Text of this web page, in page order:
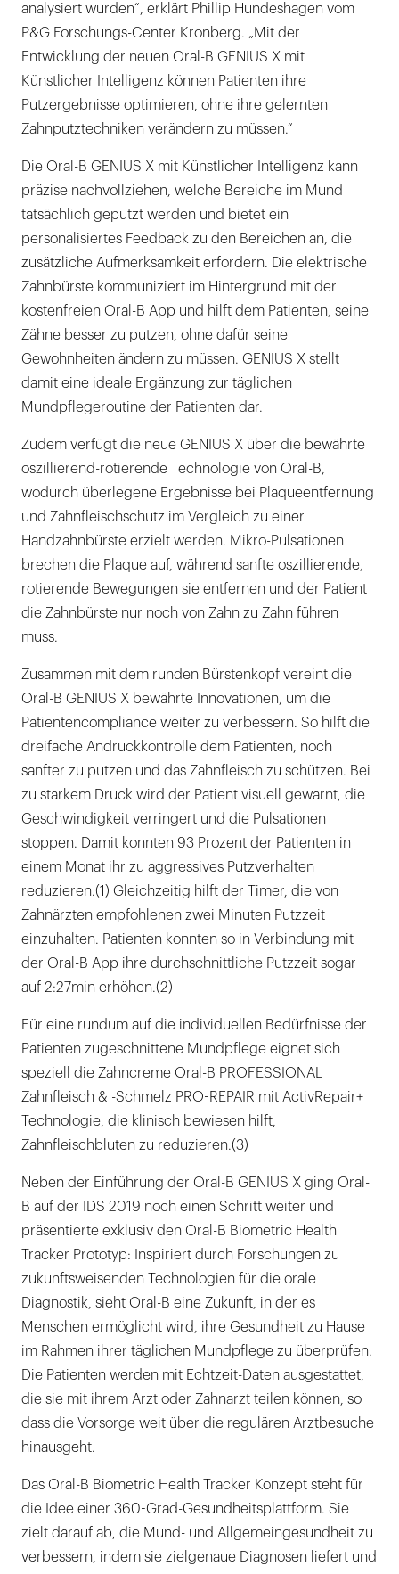
analysiert wurden“, erklärt Phillip Hundeshagen vom
P&G Forschungs-Center Kronberg. „Mit der
Entwicklung der neuen Oral-B GENIUS X mit
Künstlicher Intelligenz können Patienten ihre
Putzergebnisse optimieren, ohne ihre gelernten
Zahnputztechniken verändern zu müssen.“
Die Oral-B GENIUS X mit Künstlicher Intelligenz kann
präzise nachvollziehen, welche Bereiche im Mund
tatsächlich geputzt werden und bietet ein
personalisiertes Feedback zu den Bereichen an, die
zusätzliche Aufmerksamkeit erfordern. Die elektrische
Zahnbürste kommuniziert im Hintergrund mit der
kostenfreien Oral-B App und hilft dem Patienten, seine
Zähne besser zu putzen, ohne dafür seine
Gewohnheiten ändern zu müssen. GENIUS X stellt
damit eine ideale Ergänzung zur täglichen
Mundpflegeroutine der Patienten dar.
Zudem verfügt die neue GENIUS X über die bewährte
oszillierend-rotierende Technologie von Oral-B,
wodurch überlegene Ergebnisse bei Plaqueentfernung
und Zahnfleischschutz im Vergleich zu einer
Handzahnbürste erzielt werden. Mikro-Pulsationen
brechen die Plaque auf, während sanfte oszillierende,
rotierende Bewegungen sie entfernen und der Patient
die Zahnbürste nur noch von Zahn zu Zahn führen
muss.
Zusammen mit dem runden Bürstenkopf vereint die
Oral-B GENIUS X bewährte Innovationen, um die
Patientencompliance weiter zu verbessern. So hilft die
dreifache Andruckkontrolle dem Patienten, noch
sanfter zu putzen und das Zahnfleisch zu schützen. Bei
zu starkem Druck wird der Patient visuell gewarnt, die
Geschwindigkeit verringert und die Pulsationen
stoppen. Damit konnten 93 Prozent der Patienten in
einem Monat ihr zu aggressives Putzverhalten
reduzieren.(1) Gleichzeitig hilft der Timer, die von
Zahnärzten empfohlenen zwei Minuten Putzzeit
einzuhalten. Patienten konnten so in Verbindung mit
der Oral-B App ihre durchschnittliche Putzzeit sogar
auf 2:27min erhöhen.(2)
Für eine rundum auf die individuellen Bedürfnisse der
Patienten zugeschnittene Mundpflege eignet sich
speziell die Zahncreme Oral-B PROFESSIONAL
Zahnfleisch & -Schmelz PRO-REPAIR mit ActivRepair+
Technologie, die klinisch bewiesen hilft,
Zahnfleischbluten zu reduzieren.(3)
Neben der Einführung der Oral-B GENIUS X ging Oral-
B auf der IDS 2019 noch einen Schritt weiter und
präsentierte exklusiv den Oral-B Biometric Health
Tracker Prototyp: Inspiriert durch Forschungen zu
zukunftsweisenden Technologien für die orale
Diagnostik, sieht Oral-B eine Zukunft, in der es
Menschen ermöglicht wird, ihre Gesundheit zu Hause
im Rahmen ihrer täglichen Mundpflege zu überprüfen.
Die Patienten werden mit Echtzeit-Daten ausgestattet,
die sie mit ihrem Arzt oder Zahnarzt teilen können, so
dass die Vorsorge weit über die regulären Arztbesuche
hinausgeht.
Das Oral-B Biometric Health Tracker Konzept steht für
die Idee einer 360-Grad-Gesundheitsplattform. Sie
zielt darauf ab, die Mund- und Allgemeingesundheit zu
verbessern, indem sie zielgenaue Diagnosen liefert und